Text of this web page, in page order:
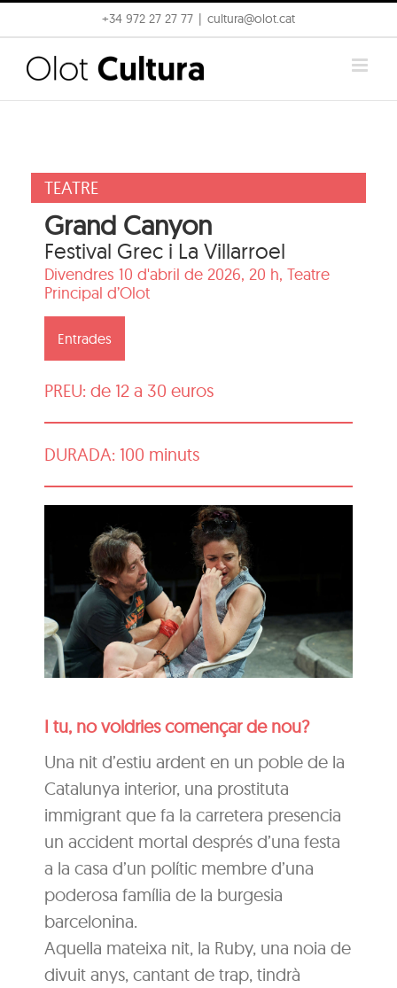
to
content
+34 972 27 27 77 cultura@olot.cat
TEATRE
Grand Canyon
Festival Grec i La Villarroel
Divendres 10 d'abril de 2026, 20 h, Teatre
Principal d’Olot
Entrades
PREU: de 12 a 30 euros
DURADA: 100 minuts
I tu, no voldries començar de nou?
Una nit d’estiu ardent en un poble de la
Catalunya interior, una prostituta
immigrant que fa la carretera presencia
un accident mortal després d’una festa
a la casa d’un polític membre d’una
poderosa família de la burgesia
barcelonina.
Aquella mateixa nit, la Ruby, una noia de
divuit anys, cantant de trap, tindrà